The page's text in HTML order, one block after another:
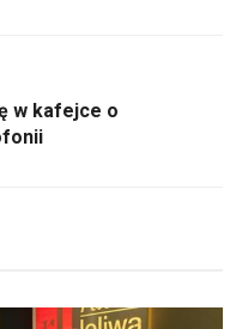
w kafejce o